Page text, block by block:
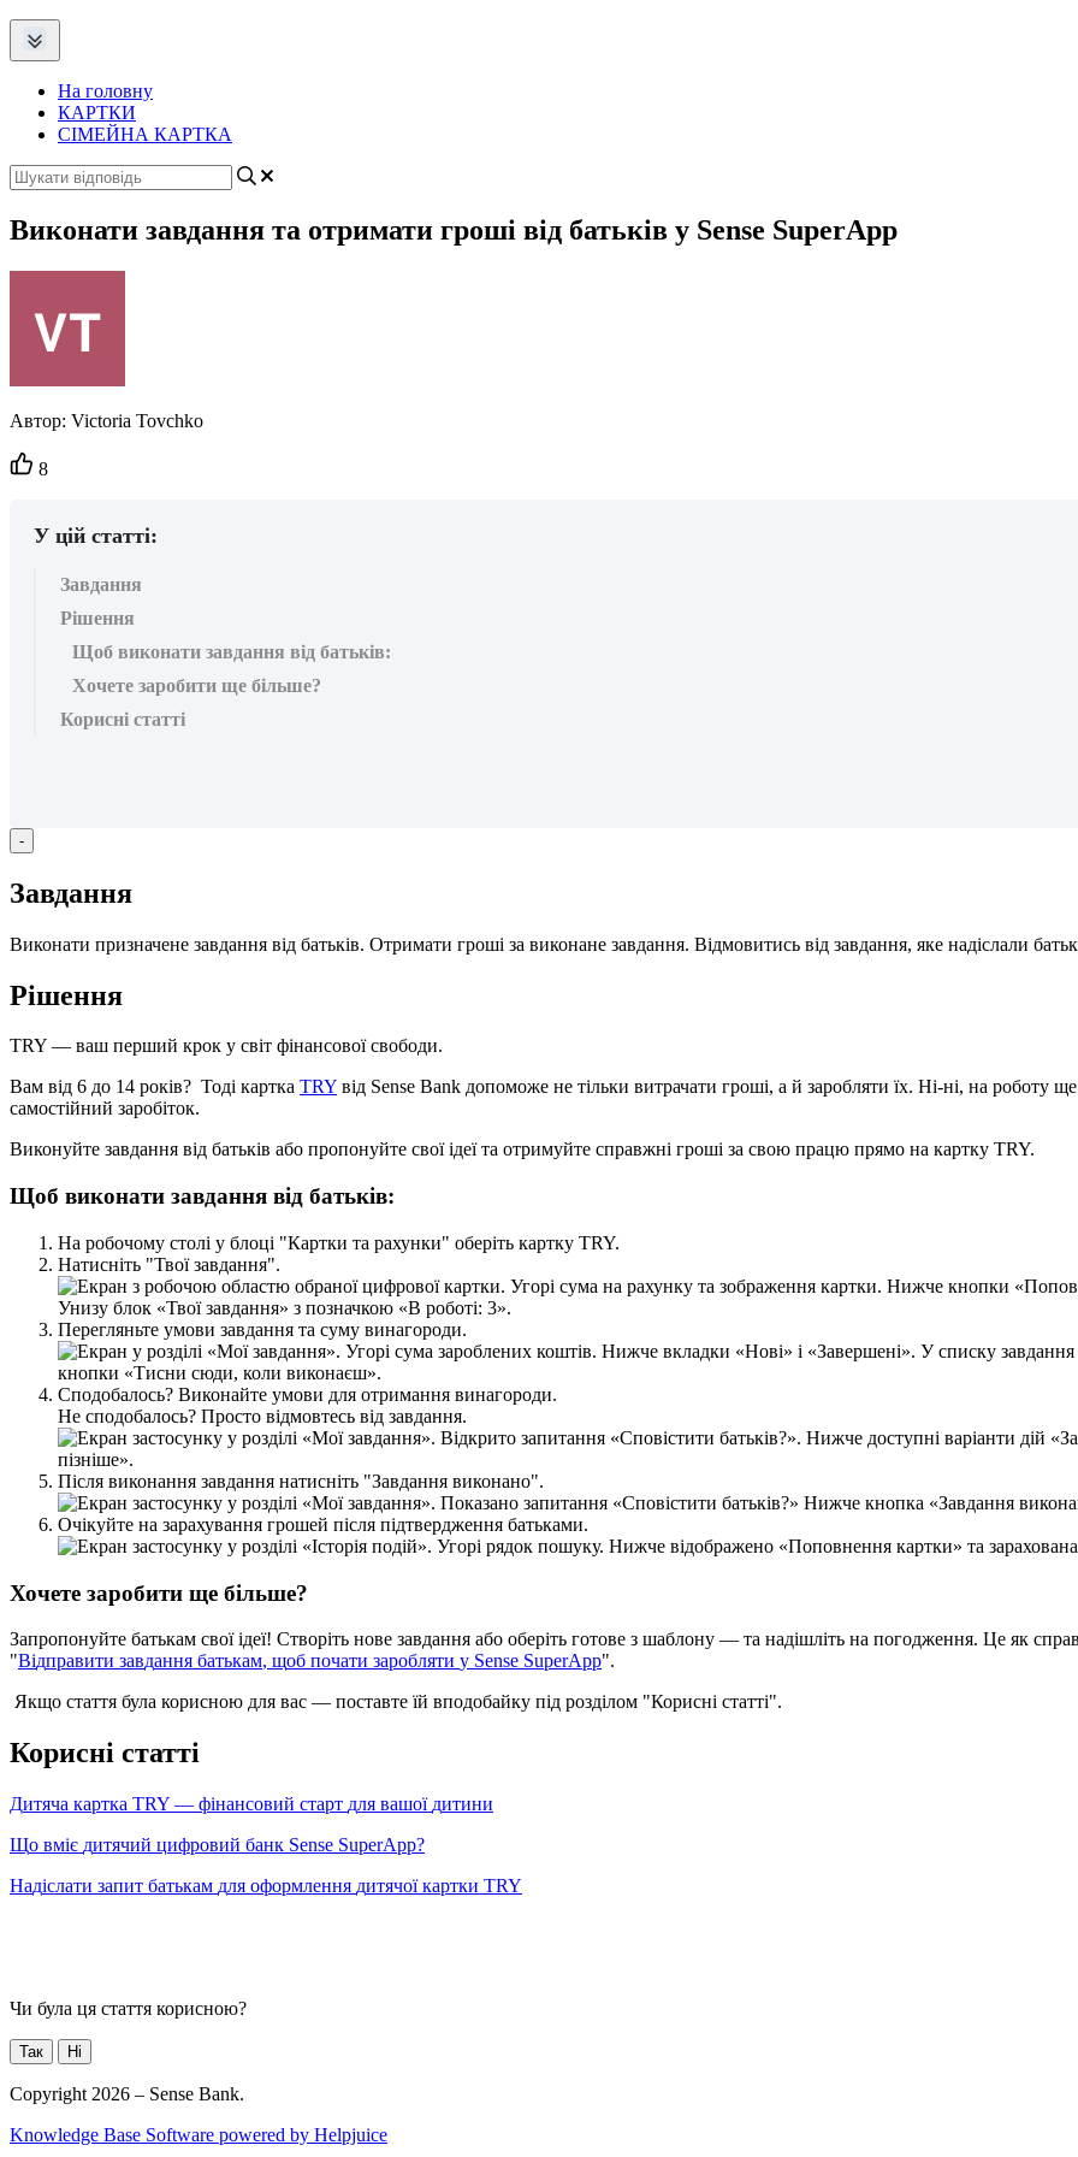
На головну
КАРТКИ
СІМЕЙНА КАРТКА
Виконати завдання та отримати гроші від батьків у Sense SuperApp
Автор: Victoria Tovchko
Кількість
вподобайок:
8
У цій статті:
Завдання
Рішення
Щоб виконати завдання від батьків:
Хочете заробити ще більше?
Корисні статті
-
Завдання
Виконати призначене завдання від батьків. Отримати гроші за виконане завдання. Відмовитись від завдання, яке надіслали батьк
Рішення
TRY — ваш перший крок у світ фінансової свободи.
Вам від 6 до 14 років? Тоді картка TRY від Sense Bank допоможе не тільки витрачати гроші, а й заробляти їх. Ні-ні, на роботу ще
самостійний заробіток.
Виконуйте завдання від батьків або пропонуйте свої ідеї та отримуйте справжні гроші за свою працю прямо на картку TRY.
Щоб виконати завдання від батьків:
На робочому столі у блоці "Картки та рахунки" оберіть картку TRY.
Натисніть "Твої завдання".
Перегляньте умови завдання та суму винагороди.
Сподобалось? Виконайте умови для отримання винагороди.
Не сподобалось? Просто відмовтесь від завдання.
Після виконання завдання натисніть "Завдання виконано".
Очікуйте на зарахування грошей після підтвердження батьками.
Хочете заробити ще більше?
Запропонуйте батькам свої ідеї! Створіть нове завдання або оберіть готове з шаблону — та надішліть на погодження. Це як спра
"Відправити завдання батькам, щоб почати заробляти у Sense SuperApp".
Якщо стаття була корисною для вас — поставте їй вподобайку під розділом "Корисні статті".
Корисні статті
Дитяча картка TRY — фінансовий старт для вашої дитини
Що вміє дитячий цифровий банк Sense SuperApp?
Надіслати запит батькам для оформлення дитячої картки TRY
Чи була ця стаття корисною?
Так Ні
Copyright 2026 – Sense Bank.
Knowledge Base Software powered by Helpjuice